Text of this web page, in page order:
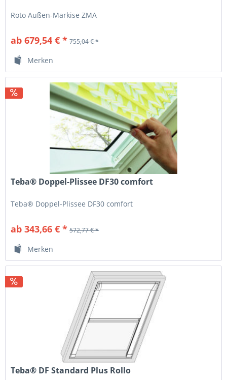
Roto Außen-Markise ZMA
ab 679,54 € * 755,04 € *
Merken
Teba® Doppel-Plissee DF30 comfort
Teba® Doppel-Plissee DF30 comfort
ab 343,66 € * 572,77 € *
Merken
Teba® DF Standard Plus Rollo